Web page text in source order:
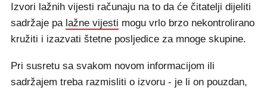
Izvori lažnih vijesti računaju na to da će čitatelji dijeliti
sadržaje pa lažne vijesti mogu vrlo brzo nekontrolirano
kružiti i izazvati štetne posljedice za mnoge skupine.
Pri susretu sa svakom novom informacijom ili
sadržajem treba razmisliti o izvoru - je li on pouzdan,